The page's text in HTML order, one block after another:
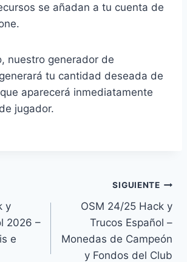
se añadan a tu cuenta de
nuestro generador de
tu cantidad deseada de
aparecerá inmediatamente
jugador.
y
2026 –
e
SIGUIENTE
OSM 24/25 Hack y
Trucos Español –
Monedas de Campeón
y Fondos del Club